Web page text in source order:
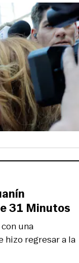
una
hizo regresar a la
31 Minutos